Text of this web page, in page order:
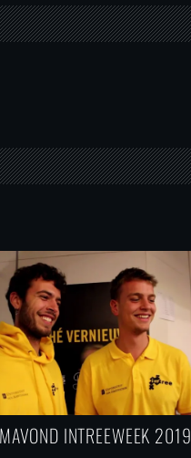
INTREEWEEK 2019